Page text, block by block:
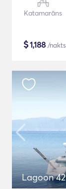
Katamarāns
$1,188 /nakts
Lagoon 42